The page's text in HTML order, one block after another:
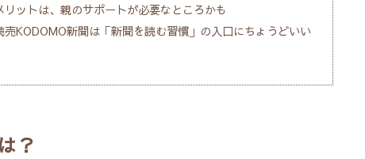
リットは、親のサポートが必要なところかも
売KODOMO新聞は「新聞を読む習慣」の入口にちょうどいい
？